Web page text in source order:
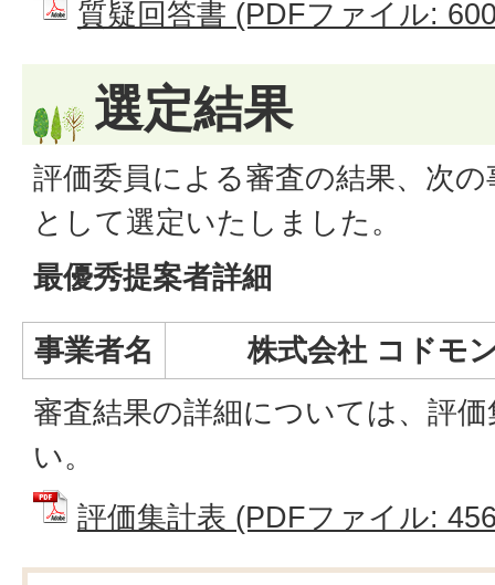
質疑回答書 (PDFファイル:
選定結果
評価委員による審査の結果、次
として選定いたしました。
最優秀提案者詳細
事業者名
株式会社 コドモ
審査結果の詳細については、評
い。
評価集計表 (PDFファイル: